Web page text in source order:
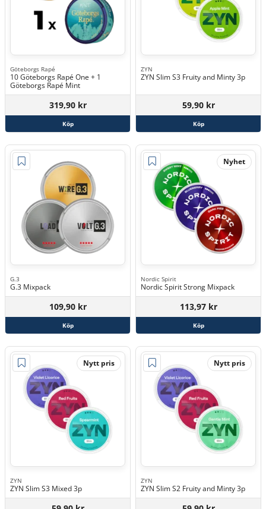
Göteborgs Rapé
10 Göteborgs Rapé One + 1
Göteborgs Rapé Mint
319,90 kr
Köp
ZYN
ZYN Slim S3 Fruity and Minty 3p
59,90 kr
Köp
G.3
G.3 Mixpack
109,90 kr
Köp
Nyhet
Nordic Spirit
Nordic Spirit Strong Mixpack
113,97 kr
Köp
Nytt pris
ZYN
ZYN Slim S3 Mixed 3p
Nytt pris
ZYN
ZYN Slim S2 Fruity and Minty 3p